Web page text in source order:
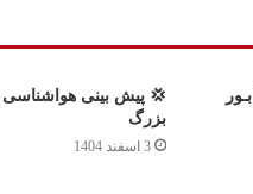
💢 پیش بینی هواشناسی
بزرگ
3 اسفند 1404